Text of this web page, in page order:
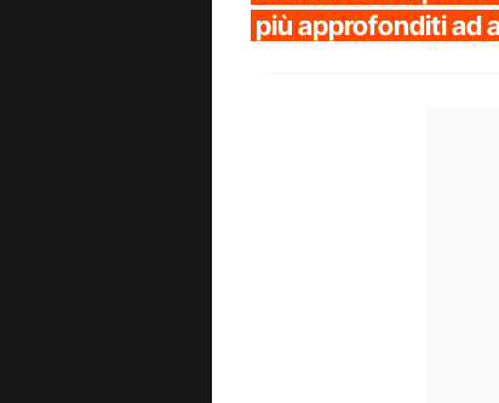
più approfonditi ad